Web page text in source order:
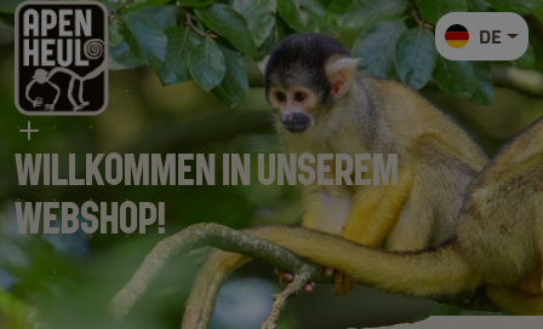
DE
Willkommen in unserem
Webshop!